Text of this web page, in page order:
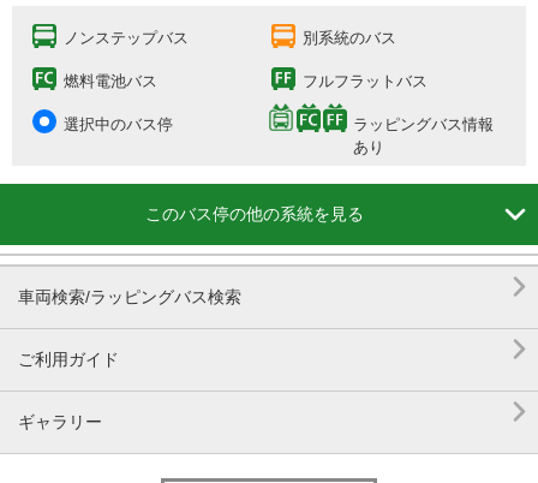
ノンステップバス 別系統のバス
燃料電池バス フルフラットバス
選択中のバス停
ラッピングバス情報
あり
このバス停の他の系統を見る 
車両検索/ラッピングバス検索 
ご利用ガイド 
ギャラリー 